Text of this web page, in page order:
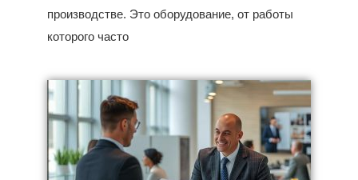
производстве. Это оборудование, от работы
которого часто